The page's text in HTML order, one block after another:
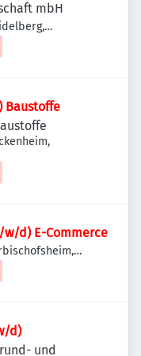
mbH
Baustoffe
w/d) E-Commerce
d)
und